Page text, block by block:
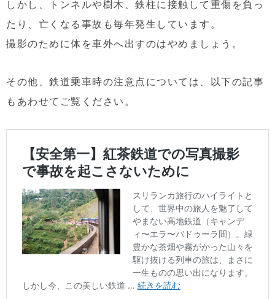
しかし、トンネルや樹木、鉄柱に接触して重傷を負っ
たり、亡くなる事故も毎年発生しています。
撮影のために体を車外へ出すのはやめましょう。
その他、鉄道乗車時の注意点については、以下の記事
もあわせてご覧ください。